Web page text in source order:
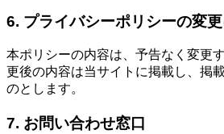
6. プライバシーポリシーの変
本ポリシーの内容は、予告なく変更
更後の内容は当サイトに掲載し、掲
のとします。
7. お問い合わせ窓口